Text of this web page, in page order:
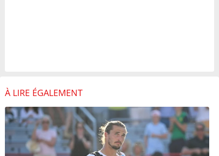
À LIRE ÉGALEMENT